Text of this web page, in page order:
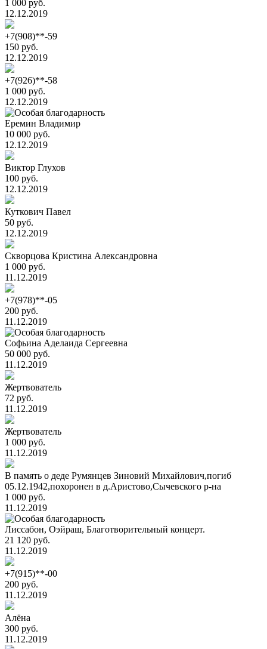
1 000 руб.
12.12.2019
+7(908)**-59
150 руб.
12.12.2019
+7(926)**-58
1 000 руб.
12.12.2019
Еремин Владимир
10 000 руб.
12.12.2019
Виктор Глухов
100 руб.
12.12.2019
Куткович Павел
50 руб.
12.12.2019
Скворцова Кристина Александровна
1 000 руб.
11.12.2019
+7(978)**-05
200 руб.
11.12.2019
Cофьина Аделаида Cергеевна
50 000 руб.
11.12.2019
Жертвователь
72 руб.
11.12.2019
Жертвователь
1 000 руб.
11.12.2019
В память о деде Румянцев Зиновий Михайлович,погиб
05.12.1942,похоронен в д.Аристово,Сычевского р-на
1 000 руб.
11.12.2019
Лиссабон, Оэйраш, Благотворительный концерт.
21 120 руб.
11.12.2019
+7(915)**-00
200 руб.
11.12.2019
Алёна
300 руб.
11.12.2019